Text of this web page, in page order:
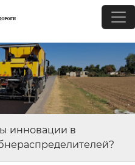
инновации в